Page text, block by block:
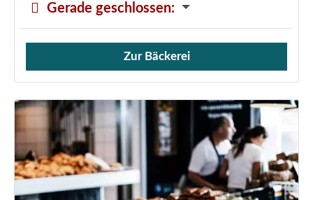
Gerade geschlossen:
Verkauf von Brötchen,
Zur Bäckerei